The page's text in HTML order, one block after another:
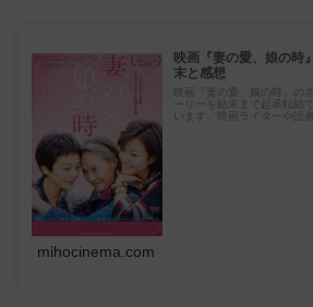
映画『妻の愛、娘の時
末と感想
映画『妻の愛、娘の時』の
ーリーを結末まで起承転結
います。映画ライターや読
mihocinema.com